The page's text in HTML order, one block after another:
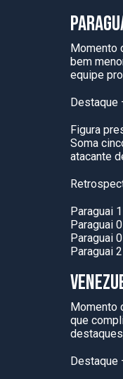
Momento
bem
equipe
Destaque
Figura
Soma
atacante
Paraguai
Paraguai
Paraguai
Paraguai
Momento
que
Destaque